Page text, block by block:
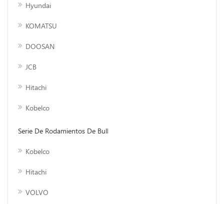
Hyundai
KOMATSU
DOOSAN
JCB
Hitachi
Kobelco
Serie De Rodamientos De Bulldozer
Kobelco
Hitachi
VOLVO